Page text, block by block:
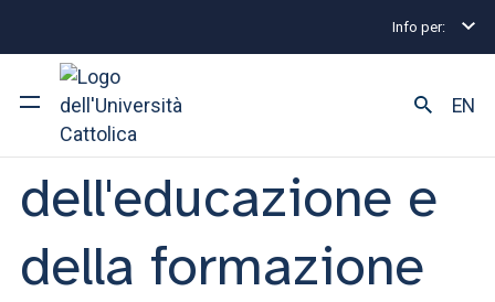
Info per:
Ateneo
Corsi di studio
EN
Scienze
FACOLTÀ DI: SCIENZE DELLA FORMAZIONE
Scienze
dell'educazione e
della formazione